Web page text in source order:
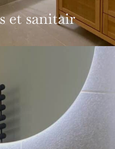
et sanitair